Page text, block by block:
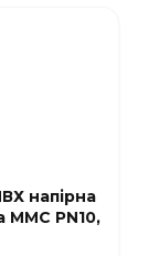
напірна
MMC PN10,